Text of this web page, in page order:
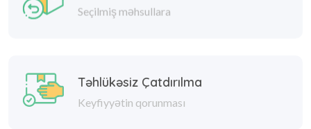
Keyfiyyətin qorunması